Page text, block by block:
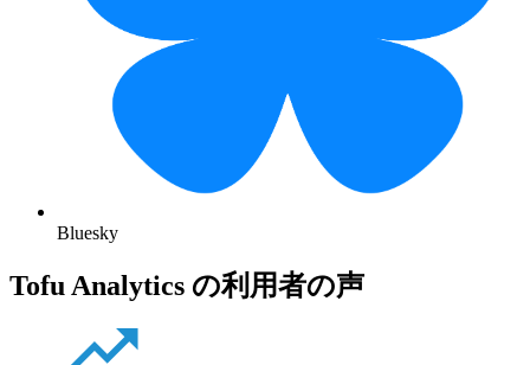
Bluesky
Tofu Analytics の利用者の声